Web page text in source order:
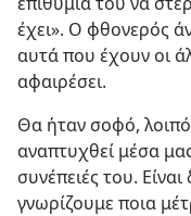
έχει». Ο φθονερός
αυτά που έχουν οι
αφαιρέσει.
Θα ήταν σοφό,
αναπτυχθεί μέσα
συνέπειές του.
γνωρίζουμε ποια